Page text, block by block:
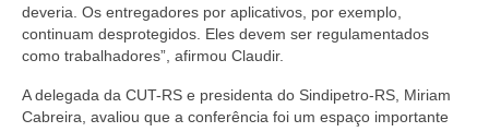
deveria. Os entregadores por aplicativos, por exemplo,
continuam desprotegidos. Eles devem ser regulamentados
como trabalhadores”, afirmou Claudir.
A delegada da CUT-RS e presidenta do Sindipetro-RS, Miriam
Cabreira, avaliou que a conferência foi um espaço importante